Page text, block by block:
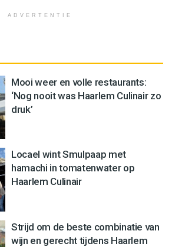
ADVERTENTIE
Mooi weer en volle restaurants:
‘Nog nooit was Haarlem Culinair zo
druk’
Locael wint Smulpaap met
hamachi in tomatenwater op
Haarlem Culinair
Strijd om de beste combinatie van
wijn en gerecht tijdens Haarlem